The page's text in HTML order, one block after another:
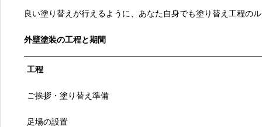
良い塗り替えが行えるように、あなた自身でも塗り替え工程の
外壁塗装の工程と期間
工程
ご挨拶・塗り替え準備
足場の設置